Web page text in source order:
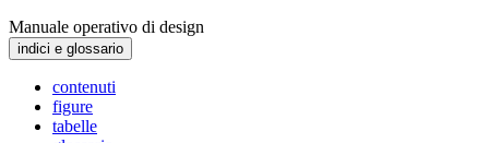
Manuale operativo di design
indici e glossario
contenuti
figure
tabelle